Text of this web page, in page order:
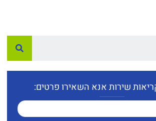
שירות אנא השאירו פרטים: